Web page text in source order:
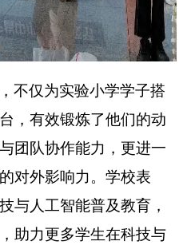
不仅为实验小学学子搭
，有效锻炼了他们的动
团队协作能力，更进一
对外影响力。学校表
与人工智能普及教育，
助力更多学生在科技与